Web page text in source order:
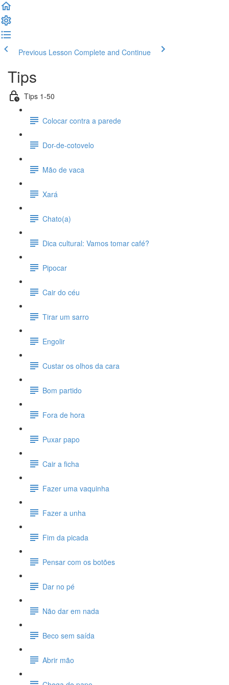
Previous Lesson Complete and Continue
Tips
Tips 1-50
Colocar contra a parede
Dor-de-cotovelo
Mão de vaca
Xará
Chato(a)
Dica cultural: Vamos tomar café?
Pipocar
Cair do céu
Tirar um sarro
Engolir
Custar os olhos da cara
Bom partido
Fora de hora
Puxar papo
Cair a ficha
Fazer uma vaquinha
Fazer a unha
Fim da picada
Pensar com os botões
Dar no pé
Não dar em nada
Beco sem saída
Abrir mão